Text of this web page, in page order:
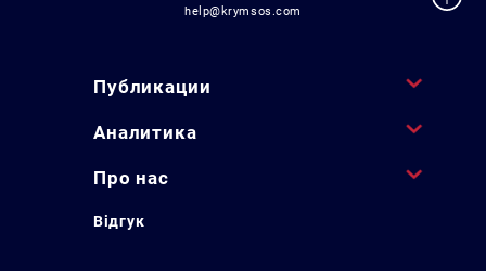
help@krymsos.com
Публикации
Аналитика
Про нас
Відгук